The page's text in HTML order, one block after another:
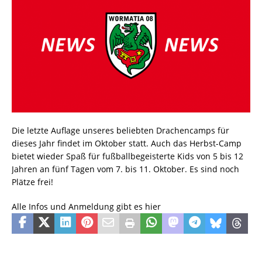
Die letzte Auflage unseres beliebten Drachencamps für
dieses Jahr findet im Oktober statt. Auch das Herbst-Camp
bietet wieder Spaß für fußballbegeisterte Kids von 5 bis 12
Jahren an fünf Tagen vom 7. bis 11. Oktober. Es sind noch
Plätze frei!
Alle Infos und Anmeldung gibt es hier